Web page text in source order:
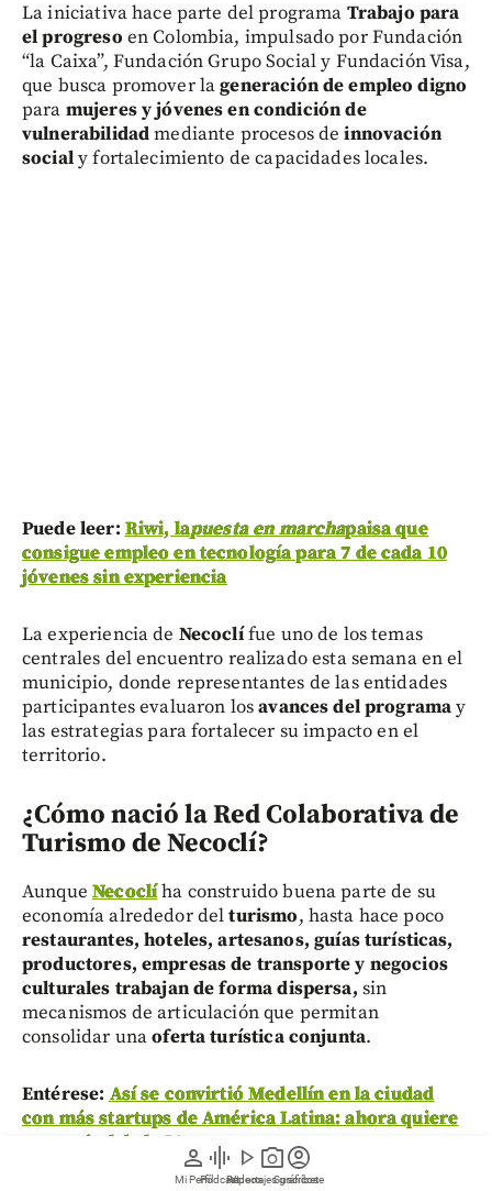
person
Mi Perfil
graphic_eq
Pódcast
play_arrow
Videos
photo_camera
Reportajes gráficos
account_circle
Suscríbete
La iniciativa hace parte del programa Trabajo para
el progreso en Colombia, impulsado por Fundación
“la Caixa”, Fundación Grupo Social y Fundación Visa,
que busca promover lageneración de empleo digno
para mujeres y jóvenes en condición de
vulnerabilidadmediante procesos deinnovación
socialy fortalecimiento de capacidades locales.
Puede leer:Riwi, lapuesta en marchapaisa que
consigue empleo en tecnología para 7 de cada 10
jóvenes sin experiencia
La experiencia de Necoclífue uno de los temas
centrales del encuentro realizado esta semana en el
municipio, donde representantes de las entidades
participantes evaluaron losavances del programay
las estrategias para fortalecer su impacto en el
territorio.
¿Cómo nació la Red Colaborativa de
Turismo de Necoclí?
AunqueNecoclíha construido buena parte de su
economía alrededor delturismo, hasta hace poco
restaurantes, hoteles, artesanos, guías turísticas,
productores, empresas de transporte y negocios
culturales trabajan de forma dispersa, sin
mecanismos de articulación que permitan
consolidar unaoferta turística conjunta.
Entérese:Así se convirtió Medellín en la ciudad
con más startups de América Latina: ahora quiere
ser capital de la IA